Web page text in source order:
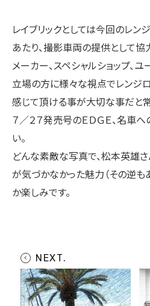
レイブリックとしては今回のレ
あたり、撮影車両の提供として協
メーカー、スペシャルショップ、ユ
立場の方に様々な視点でレンジ
感じて頂ける事が大切な事だと常
７／２７発売号のＥＤＧＥ、名車
い。
どんな素敵な写真で、松本英雄さ
が気づかなかった魅力（その逆も
か楽しみです。